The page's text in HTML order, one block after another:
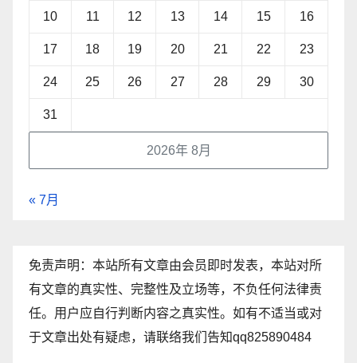
2026年 8月
10 11 12 13 14 15 16
17 18 19 20 21 22 23
24 25 26 27 28 29 30
31
« 7月
免责声明：本站所有文章由会员即时发表，本站对所
有文章的真实性、完整性及立场等，不负任何法律责
任。用户应自行判断内容之真实性。如有不适当或对
于文章出处有疑虑，请联络我们告知qq825890484